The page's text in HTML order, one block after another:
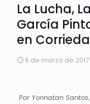
La Lucha,
García
en
6 de marzo de 2017
Por Yonnatan